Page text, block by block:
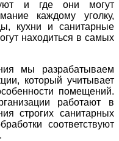
и где они могут
каждому уголку,
кухни и санитарные
находиться в самых
мы разрабатываем
который учитывает
помещений.
работают в
строгих санитарных
соответствуют